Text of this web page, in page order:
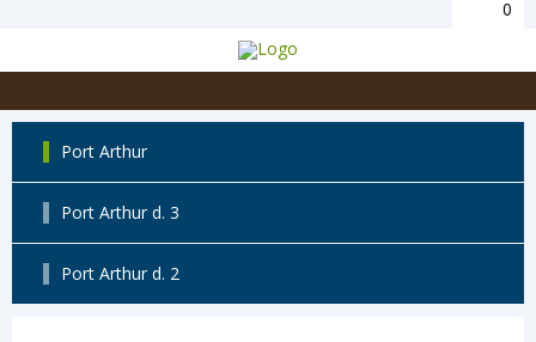
0
Port Arthur
Port Arthur d. 3
Port Arthur d. 2